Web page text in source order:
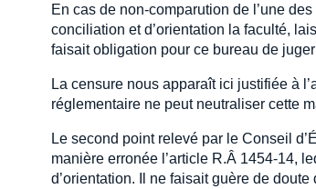
En cas de non-comparution de l’une
conciliation et d’orientation la faculté,
faisait obligation pour ce bureau de
La censure nous apparaît ici justifiée à
réglementaire ne peut neutraliser cette
Le second point relevé par le Conseil
manière erronée l’article R.Â 1454-14,
d’orientation. Il ne faisait guère de